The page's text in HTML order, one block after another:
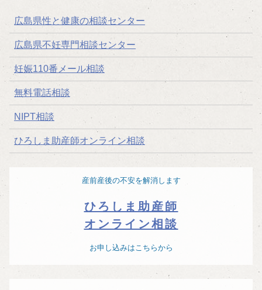
シ
ョ
ン
広島県性と健康の相談センター
広島県不妊専門相談センター
妊娠110番メール相談
無料電話相談
NIPT相談
ひろしま助産師オンライン相談
産前産後の不安を解消します
ひろしま助産師
オンライン相談
お申し込みはこちらから